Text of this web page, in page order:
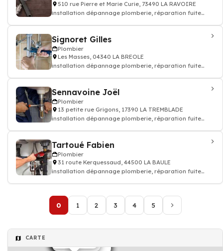
510 rue Pierre et Marie Curie, 73490 LA RAVOIRE
installation dépannage plomberie, réparation fuite
Signoret Gilles
Plombier
Les Masses, 04340 LA BREOLE
installation dépannage plomberie, réparation fuite
Sennavoine Joël
Plombier
13 petite rue Grigons, 17390 LA TREMBLADE
installation dépannage plomberie, réparation fuite
Tartoué Fabien
Plombier
31 route Kerquessaud, 44500 LA BAULE
installation dépannage plomberie, réparation fuite
0 1 2 3 4 5
CARTE
Plombier